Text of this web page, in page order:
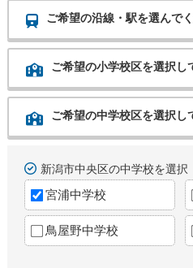
ご希望の沿線・駅を選んで
ご希望の小学校区を選択し
ご希望の中学校区を選択し
新潟市中央区の中学校を選択
宮浦中学校
鳥屋野中学校